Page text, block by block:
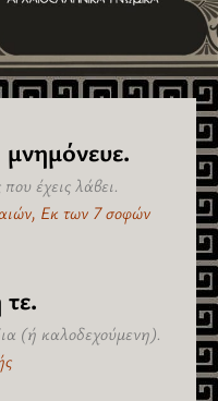
μνημόνευε.
έχεις λάβει.
Εκ των 7 σοφών
(ή καλοδεχούμενη).